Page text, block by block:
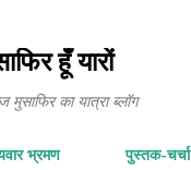
हूँ यारों
मुसाफिर का यात्रा ब्लॉग
भ्रमण पुस्तक-चर्चा